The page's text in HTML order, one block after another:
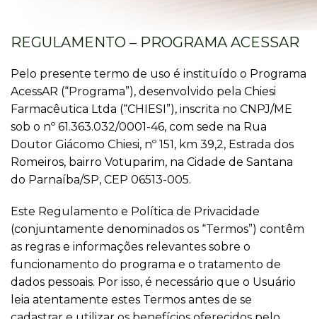
REGULAMENTO – PROGRAMA ACESSAR
Pelo presente termo de uso é instituído o Programa
AcessAR (“Programa”), desenvolvido pela Chiesi
Farmacêutica Ltda (“CHIESI”), inscrita no CNPJ/ME
sob o nº 61.363.032/0001-46, com sede na Rua
Doutor Giácomo Chiesi, nº 151, km 39,2, Estrada dos
Romeiros, bairro Votuparim, na Cidade de Santana
do Parnaíba/SP, CEP 06513-005.
Este Regulamento e Política de Privacidade
(conjuntamente denominados os “Termos”) contêm
as regras e informações relevantes sobre o
funcionamento do programa e o tratamento de
dados pessoais. Por isso, é necessário que o Usuário
leia atentamente estes Termos antes de se